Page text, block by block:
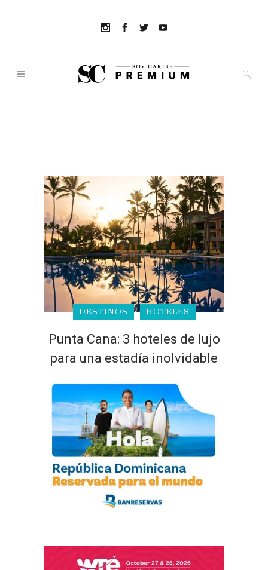
DESTINOS HOTELES
Punta Cana: 3 hoteles de lujo
para una estadía inolvidable